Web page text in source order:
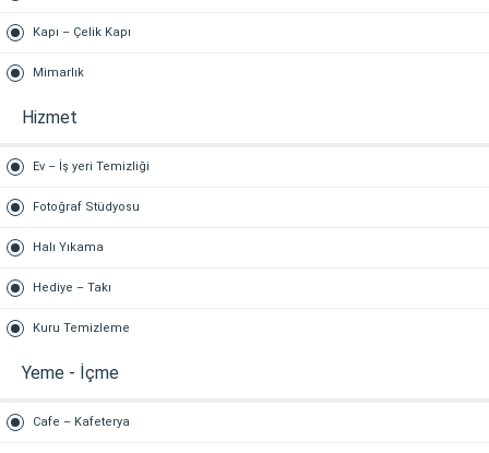
Kapı – Çelik Kapı
Mimarlık
Hizmet
Ev – İş yeri Temizliği
Fotoğraf Stüdyosu
Halı Yıkama
Hediye – Takı
Kuru Temizleme
Yeme - İçme
Cafe – Kafeterya